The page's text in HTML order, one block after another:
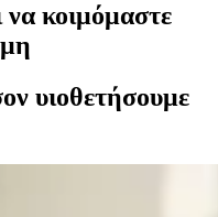
κοιμόμαστε
υιοθετήσουμε